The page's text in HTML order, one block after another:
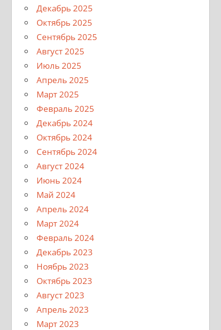
Декабрь 2025
Октябрь 2025
Сентябрь 2025
Август 2025
Июль 2025
Апрель 2025
Март 2025
Февраль 2025
Декабрь 2024
Октябрь 2024
Сентябрь 2024
Август 2024
Июнь 2024
Май 2024
Апрель 2024
Март 2024
Февраль 2024
Декабрь 2023
Ноябрь 2023
Октябрь 2023
Август 2023
Апрель 2023
Март 2023